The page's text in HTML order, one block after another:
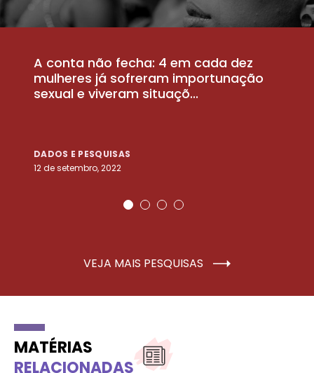
A conta não fecha: 4 em cada dez
mulheres já sofreram importunação
sexual e viveram situaçõ...
DADOS E PESQUISAS
12 de setembro, 2022
VEJA MAIS PESQUISAS
MATÉRIAS
RELACIONADAS